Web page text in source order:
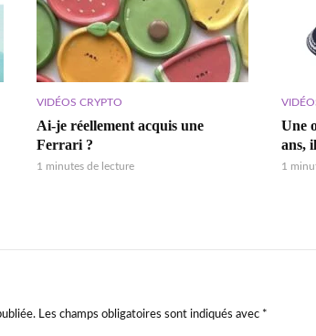
VIDÉOS CRYPTO
Ai-je réellement acquis une
Ferrari ?
1 minutes de lecture
Une
ans,
1
Les champs obligatoires sont indiqués avec *